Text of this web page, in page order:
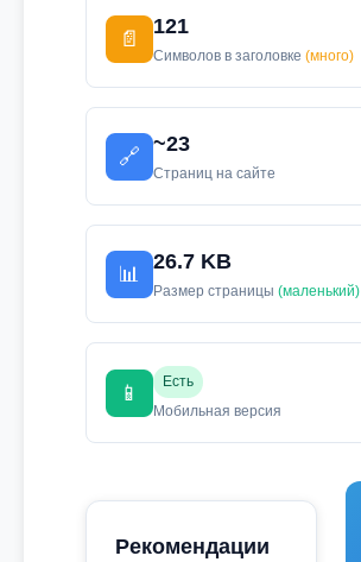
📄
121
Символов в заголовке (много)
🔗
~23
Страниц на сайте
📊
26.7 KB
Размер страницы (маленький)
📱
Есть
Мобильная версия
Рекомендации